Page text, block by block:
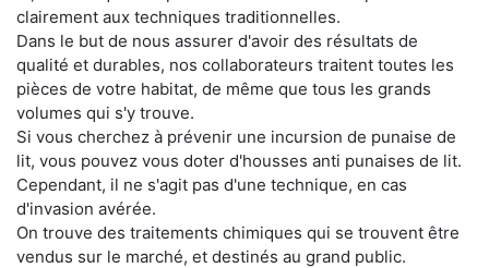
clairement aux techniques traditionnelles.
Dans le but de nous assurer d'avoir des résultats de
qualité et durables, nos collaborateurs traitent toutes les
pièces de votre habitat, de même que tous les grands
volumes qui s'y trouve.
Si vous cherchez à prévenir une incursion de punaise de
lit, vous pouvez vous doter d'housses anti punaises de lit.
Cependant, il ne s'agit pas d'une technique, en cas
d'invasion avérée.
On trouve des traitements chimiques qui se trouvent être
vendus sur le marché, et destinés au grand public.